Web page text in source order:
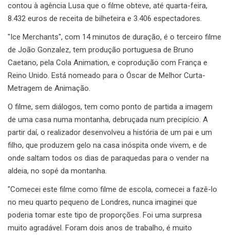
contou à agência Lusa que o filme obteve, até quarta-feira,
8.432 euros de receita de bilheteira e 3.406 espectadores.
"Ice Merchants", com 14 minutos de duração, é o terceiro filme
de João Gonzalez, tem produção portuguesa de Bruno
Caetano, pela Cola Animation, e coprodução com França e
Reino Unido. Está nomeado para o Óscar de Melhor Curta-
Metragem de Animação.
O filme, sem diálogos, tem como ponto de partida a imagem
de uma casa numa montanha, debruçada num precipício. A
partir daí, o realizador desenvolveu a história de um pai e um
filho, que produzem gelo na casa inóspita onde vivem, e de
onde saltam todos os dias de paraquedas para o vender na
aldeia, no sopé da montanha.
"Comecei este filme como filme de escola, comecei a fazê-lo
no meu quarto pequeno de Londres, nunca imaginei que
poderia tomar este tipo de proporções. Foi uma surpresa
muito agradável. Foram dois anos de trabalho, é muito